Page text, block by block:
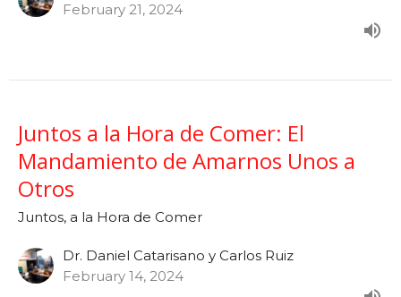
February 21, 2024
Juntos a la Hora de Comer: El
Mandamiento de Amarnos Unos a
Otros
Juntos, a la Hora de Comer
Dr. Daniel Catarisano y Carlos Ruiz
February 14, 2024